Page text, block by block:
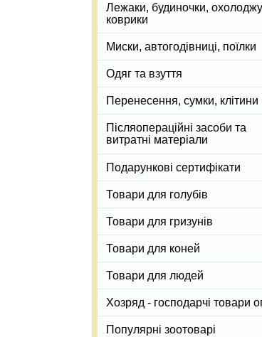
Лежаки, будиночки,
коврики
Миски, автогодівниці, поїлки
Одяг та взуття
Перенесення, сумки, клітини
Післяопераційні засоби та
витратні матеріали
Подарункові сертифікати
Товари для голубів
Товари для гризунів
Товари для коней
Товари для людей
Хозряд - господарчі товари
Популярні зоотоварі